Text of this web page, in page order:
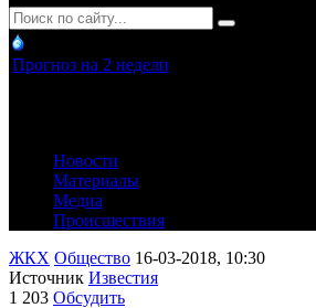
Прогноз на 2 недели
Новости
Материалы
Медиа
Происшествия
ЖКХ Общество 16-03-2018, 10:30
Источник Известия
1 203 Обсудить